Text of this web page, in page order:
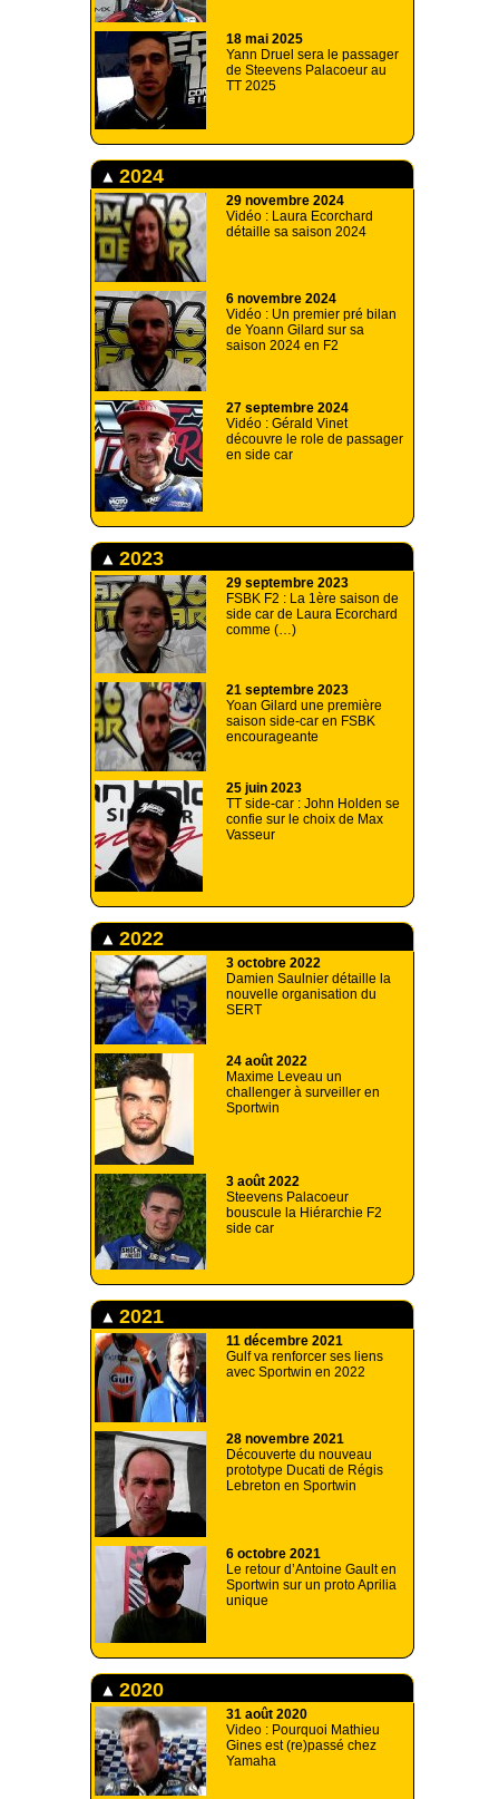
18 mai 2025
Yann Druel sera le passager
de Steevens Palacoeur au
TT 2025
2024
29 novembre 2024
Vidéo : Laura Ecorchard
détaille sa saison 2024
6 novembre 2024
Vidéo : Un premier pré bilan
de Yoann Gilard sur sa
saison 2024 en F2
27 septembre 2024
Vidéo : Gérald Vinet
découvre le role de passager
en side car
2023
29 septembre 2023
FSBK F2 : La 1ère saison de
side car de Laura Ecorchard
comme (…)
21 septembre 2023
Yoan Gilard une première
saison side-car en FSBK
encourageante
25 juin 2023
TT side-car : John Holden se
confie sur le choix de Max
Vasseur
2022
3 octobre 2022
Damien Saulnier détaille la
nouvelle organisation du
SERT
24 août 2022
Maxime Leveau un
challenger à surveiller en
Sportwin
3 août 2022
Steevens Palacoeur
bouscule la Hiérarchie F2
side car
2021
11 décembre 2021
Gulf va renforcer ses liens
avec Sportwin en 2022
28 novembre 2021
Découverte du nouveau
prototype Ducati de Régis
Lebreton en Sportwin
6 octobre 2021
Le retour d’Antoine Gault en
Sportwin sur un proto Aprilia
unique
2020
31 août 2020
Video : Pourquoi Mathieu
Gines est (re)passé chez
Yamaha